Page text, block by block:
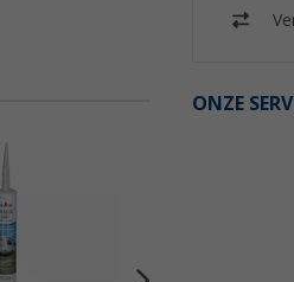
ONZE